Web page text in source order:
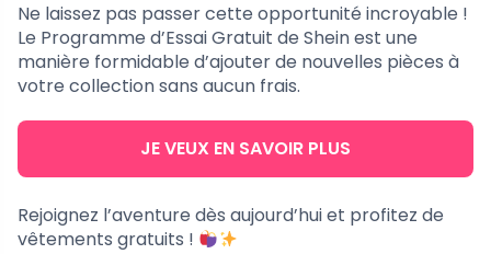
Ne laissez pas passer cette opportunité incroyable !
Le Programme d’Essai Gratuit de Shein est une
manière formidable d’ajouter de nouvelles pièces à
votre collection sans aucun frais.
JE VEUX EN SAVOIR PLUS
Rejoignez l’aventure dès aujourd’hui et profitez de
vêtements gratuits !